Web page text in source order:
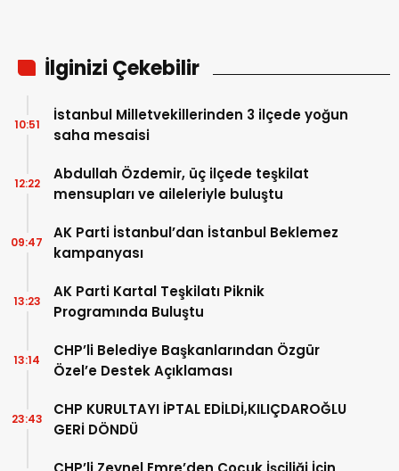
İlginizi Çekebilir
İstanbul Milletvekillerinden 3 ilçede yoğun
saha mesaisi
10:51
Abdullah Özdemir, üç ilçede teşkilat
mensupları ve aileleriyle buluştu
12:22
AK Parti İstanbul’dan İstanbul Beklemez
kampanyası
09:47
AK Parti Kartal Teşkilatı Piknik
Programında Buluştu
13:23
CHP’li Belediye Başkanlarından Özgür
Özel’e Destek Açıklaması
13:14
CHP KURULTAYI İPTAL EDİLDİ,KILIÇDAROĞLU
GERİ DÖNDÜ
23:43